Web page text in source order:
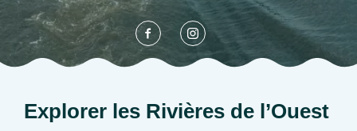
Explorer les Rivières de l’Ouest